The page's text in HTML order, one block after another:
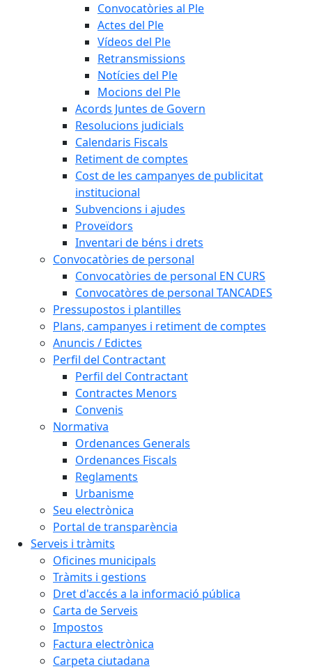
Convocatòries al Ple
Actes del Ple
Vídeos del Ple
Retransmissions
Notícies del Ple
Mocions del Ple
Acords Juntes de Govern
Resolucions judicials
Calendaris Fiscals
Retiment de comptes
Cost de les campanyes de publicitat
institucional
Subvencions i ajudes
Proveïdors
Inventari de béns i drets
Convocatòries de personal
Convocatòries de personal EN CURS
Convocatòres de personal TANCADES
Pressupostos i plantilles
Plans, campanyes i retiment de comptes
Anuncis / Edictes
Perfil del Contractant
Perfil del Contractant
Contractes Menors
Convenis
Normativa
Ordenances Generals
Ordenances Fiscals
Reglaments
Urbanisme
Seu electrònica
Portal de transparència
Serveis i tràmits
Oficines municipals
Tràmits i gestions
Dret d'accés a la informació pública
Carta de Serveis
Impostos
Factura electrònica
Carpeta ciutadana